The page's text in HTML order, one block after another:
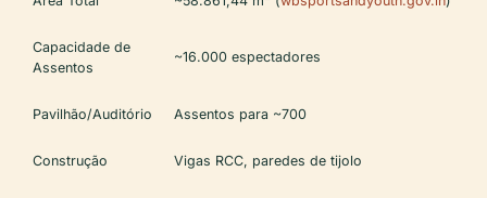
Capacidade de
Assentos
~16.000 espectadores
Pavilhão/Auditório Assentos para ~700
Construção Vigas RCC, paredes de tijolo